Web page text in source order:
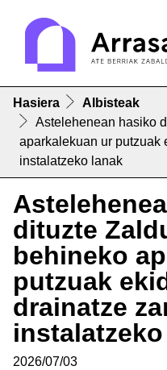
Hasiera
Albisteak
Astelehenean hasiko
aparkalekuan ur putzuak
instalatzeko lanak
dituzte
behineko
putzuak
drainatze
2026/07/03